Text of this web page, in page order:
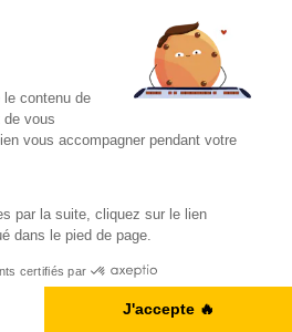
en êtes où ?
niveau d'anglais en
Vous en êtes où ?
fais le test